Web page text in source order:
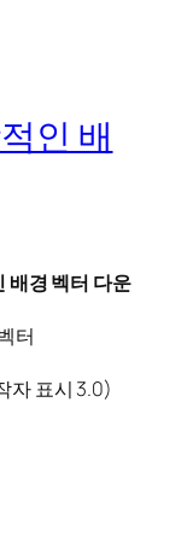
인 배
배경 벡터 다운
터
자 표시 3.0)